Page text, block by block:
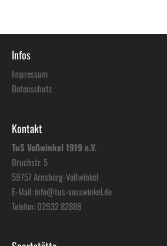
Infos
Impressum
Datenschutz
Kontakt
TuS Voßwinkel 1919 e.V.
Bruchstr. 5
59757 Arnsberg-Voßwinkel
E-Mail:info@tus-vosswinkel.de
Telefon:02932 82888